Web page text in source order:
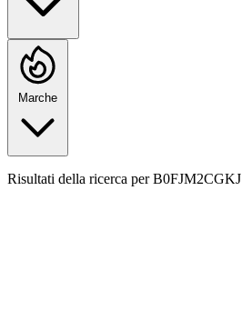
Marche
Risultati della ricerca perB0FJM2CGKJ